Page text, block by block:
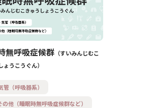
。また、頭痛や胃の不調など身体症状
現れる場合もあります。 この記事
うつ病とはどのような病気なのかをは
因や症状、初期症状、セルフチェッ
方法、治療法、受診の目安までをわ
く解説します。適応障害との違い
自身やご家族の症状が気になる方は参
てください。
無呼吸症候群
すいみんじむこ
ょうこうぐん
管（呼吸器系）
の他（睡眠時無呼吸症候群など）